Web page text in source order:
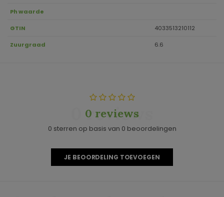
Ph waarde
GTIN 4033513210112
Zuurgraad 6.6
0 reviews
0 reviews
0 sterren op basis van 0 beoordelingen
JE BEOORDELING TOEVOEGEN